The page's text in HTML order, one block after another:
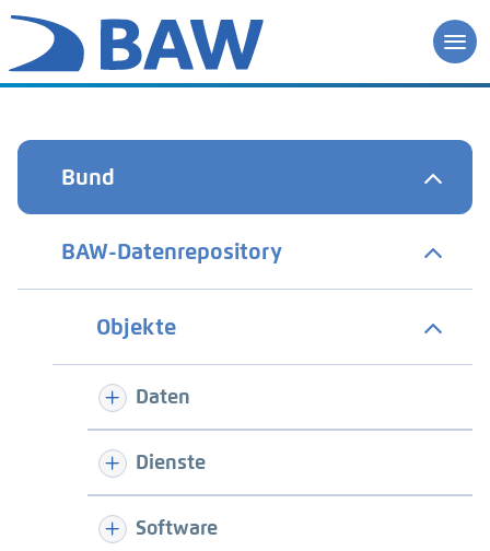
Bund
BAW-Datenrepository
Objekte
Daten
Dienste
Software